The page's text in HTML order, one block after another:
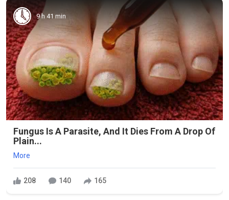
9 h 41 min
Fungus Is A Parasite, And It Dies From A Drop Of
Plain...
More
208 140 165